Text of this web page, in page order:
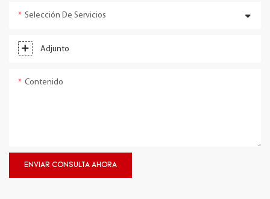
Selección De Servicios
Adjunto
Contenido
ENVIAR CONSULTA AHORA